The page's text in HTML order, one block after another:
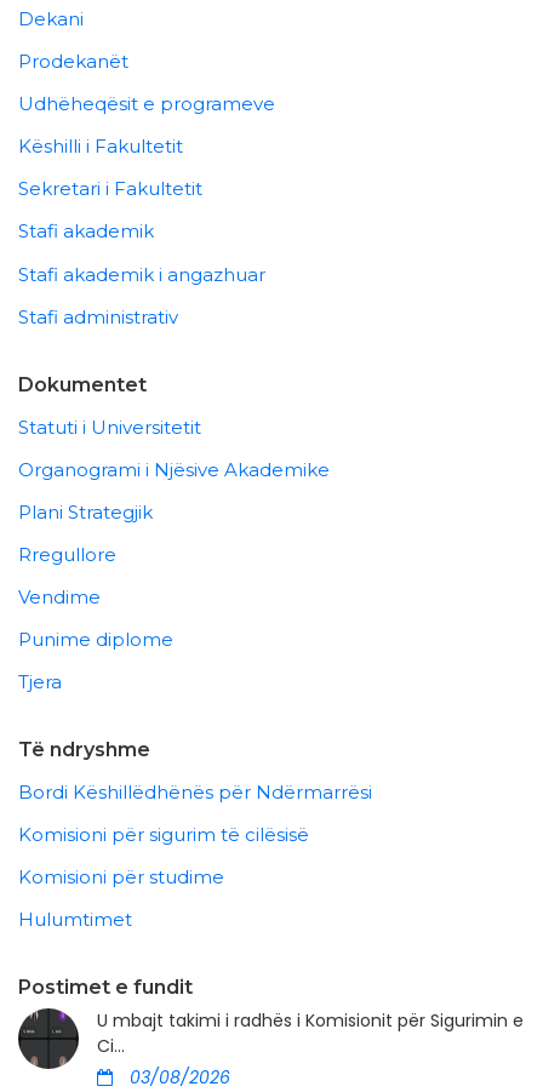
Dekani
Prodekanët
Udhëheqësit e programeve
Këshilli i Fakultetit
Sekretari i Fakultetit
Stafi akademik
Stafi akademik i angazhuar
Stafi administrativ
Dokumentet
Statuti i Universitetit
Organogrami i Njësive Akademike
Plani Strategjik
Rregullore
Vendime
Punime diplome
Tjera
Të ndryshme
Bordi Këshillëdhënës për Ndërmarrësi
Komisioni për sigurim të cilësisë
Komisioni për studime
Hulumtimet
Postimet e fundit
U mbajt takimi i radhës i Komisionit për Sigurimin e
Ci...
03/08/2026